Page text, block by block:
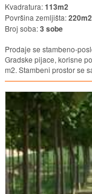
Kvadratura:113m2
Površina zemljišta:220m2
Broj soba:3 sobe
Prodaje se stambeno-
Gradske pijace, korisne
m2. Stambeni prostor se